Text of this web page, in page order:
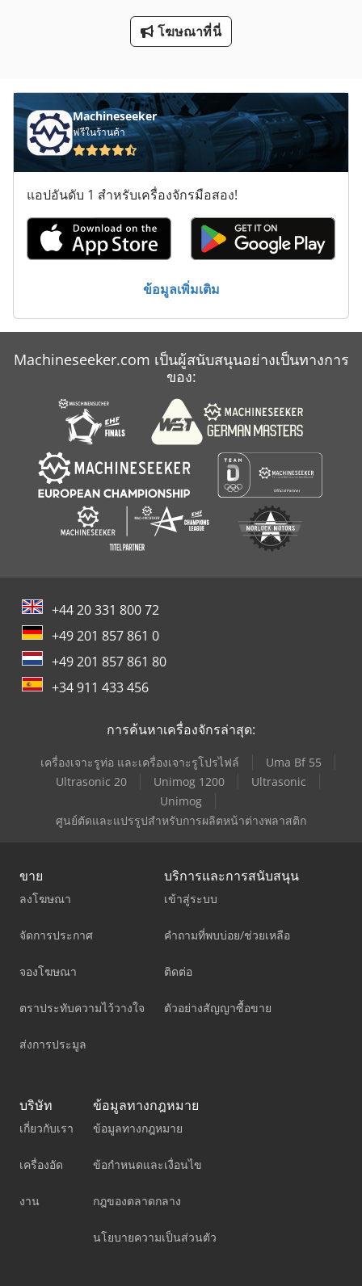
บอลสกรู
ประเภท
ภาชนะขนส่ง
มด
สายพาน ขนส่ง
เครื่องกวาดพื้น
โฆษณาที่นี่
Machineseeker
ฟรีในร้านค้า
แอปอันดับ 1 สำหรับเครื่องจักรมือสอง!
ข้อมูลเพิ่มเติม
Machineseeker.com เป็นผู้สนับสนุนอย่างเป็นทางการ
ของ:
+44 20 331 800 72
+49 201 857 861 0
+49 201 857 861 80
+34 911 433 456
การค้นหาเครื่องจักรล่าสุด:
เครื่องเจาะรูท่อ และเครื่องเจาะรูโปรไฟล์
Uma Bf 55
Ultrasonic 20
Unimog 1200
Ultrasonic
Unimog
ศูนย์ตัดและแปรรูปสำหรับการผลิตหน้าต่างพลาสติก
ขาย
ลงโฆษณา
จัดการประกาศ
จองโฆษณา
ตราประทับความไว้วางใจ
ส่งการประมูล
บริการและการสนับสนุน
เข้าสู่ระบบ
คำถามที่พบบ่อย/ช่วยเหลือ
ติดต่อ
ตัวอย่างสัญญาซื้อขาย
บริษัท
เกี่ยวกับเรา
เครื่องอัด
งาน
ข้อมูลทางกฎหมาย
ข้อมูลทางกฎหมาย
ข้อกำหนดและเงื่อนไข
กฎของตลาดกลาง
นโยบายความเป็นส่วนตัว